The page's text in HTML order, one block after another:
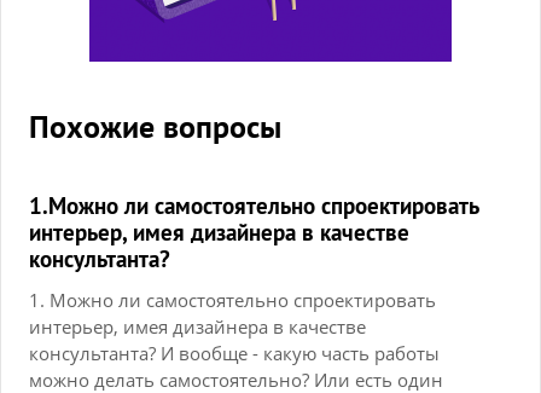
Похожие вопросы
1.Можно ли самостоятельно спроектировать
интерьер, имея дизайнера в качестве
консультанта?
1. Можно ли самостоятельно спроектировать
интерьер, имея дизайнера в качестве
консультанта? И вообще - какую часть работы
можно делать самостоятельно? Или есть один